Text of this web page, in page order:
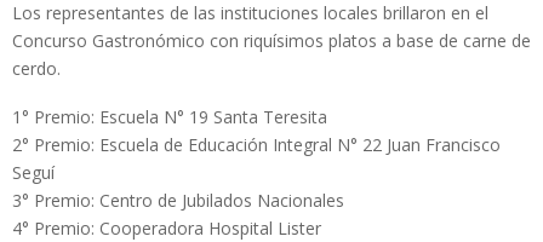
Los representantes de las instituciones locales brillaron en el
Concurso Gastronómico con riquísimos platos a base de carne de
cerdo.
1° Premio: Escuela N° 19 Santa Teresita
2° Premio: Escuela de Educación Integral N° 22 Juan Francisco
Seguí
3° Premio: Centro de Jubilados Nacionales
4° Premio: Cooperadora Hospital Lister